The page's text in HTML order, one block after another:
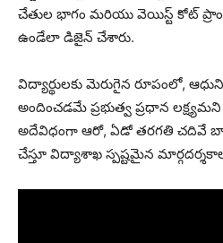
చేతుల భాగం మరియు వెయిస్ట్ కోట్
ఉండేలా డిజైన్ చేశారు.
విద్యార్థులకు మెరుగైన రూపంలో,
అందించడమే ప్రభుత్వ ప్రధాన
అదేవిధంగా ఆరో, ఏడో తరగతి చదివే
చేస్తూ విద్యాశాఖ స్పష్టమైన